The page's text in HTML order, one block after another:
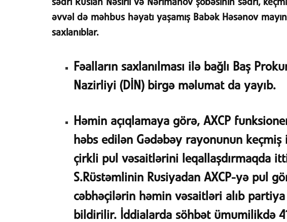
sədri Ruslan Nəsirli və Nərimanov şöbəsinin sədri,
əvvəl də məhbus həyatı yaşamış Babək Həsənov
saxlanıblar.
Fəalların saxlanılması ilə bağlı Baş
Nazirliyi (DİN) birgə məlumat da yayıb.
Həmin açıqlamaya görə, AXCP
həbs edilən Gədəbəy rayonunun keçmiş
çirkli pul vəsaitlərini leqallaşdırmaqda
S.Rüstəmlinin Rusiyadan AXCP-yə pul
cəbhəçilərin həmin vəsaitləri alıb partiya
bildirilir. İddialarda söhbət ümumilikdə